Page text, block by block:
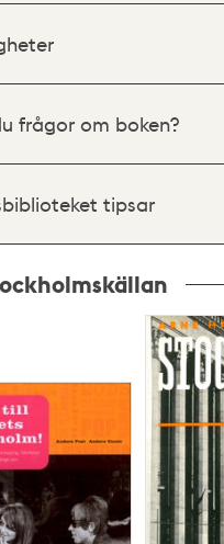
frågor om boken?
tipsar